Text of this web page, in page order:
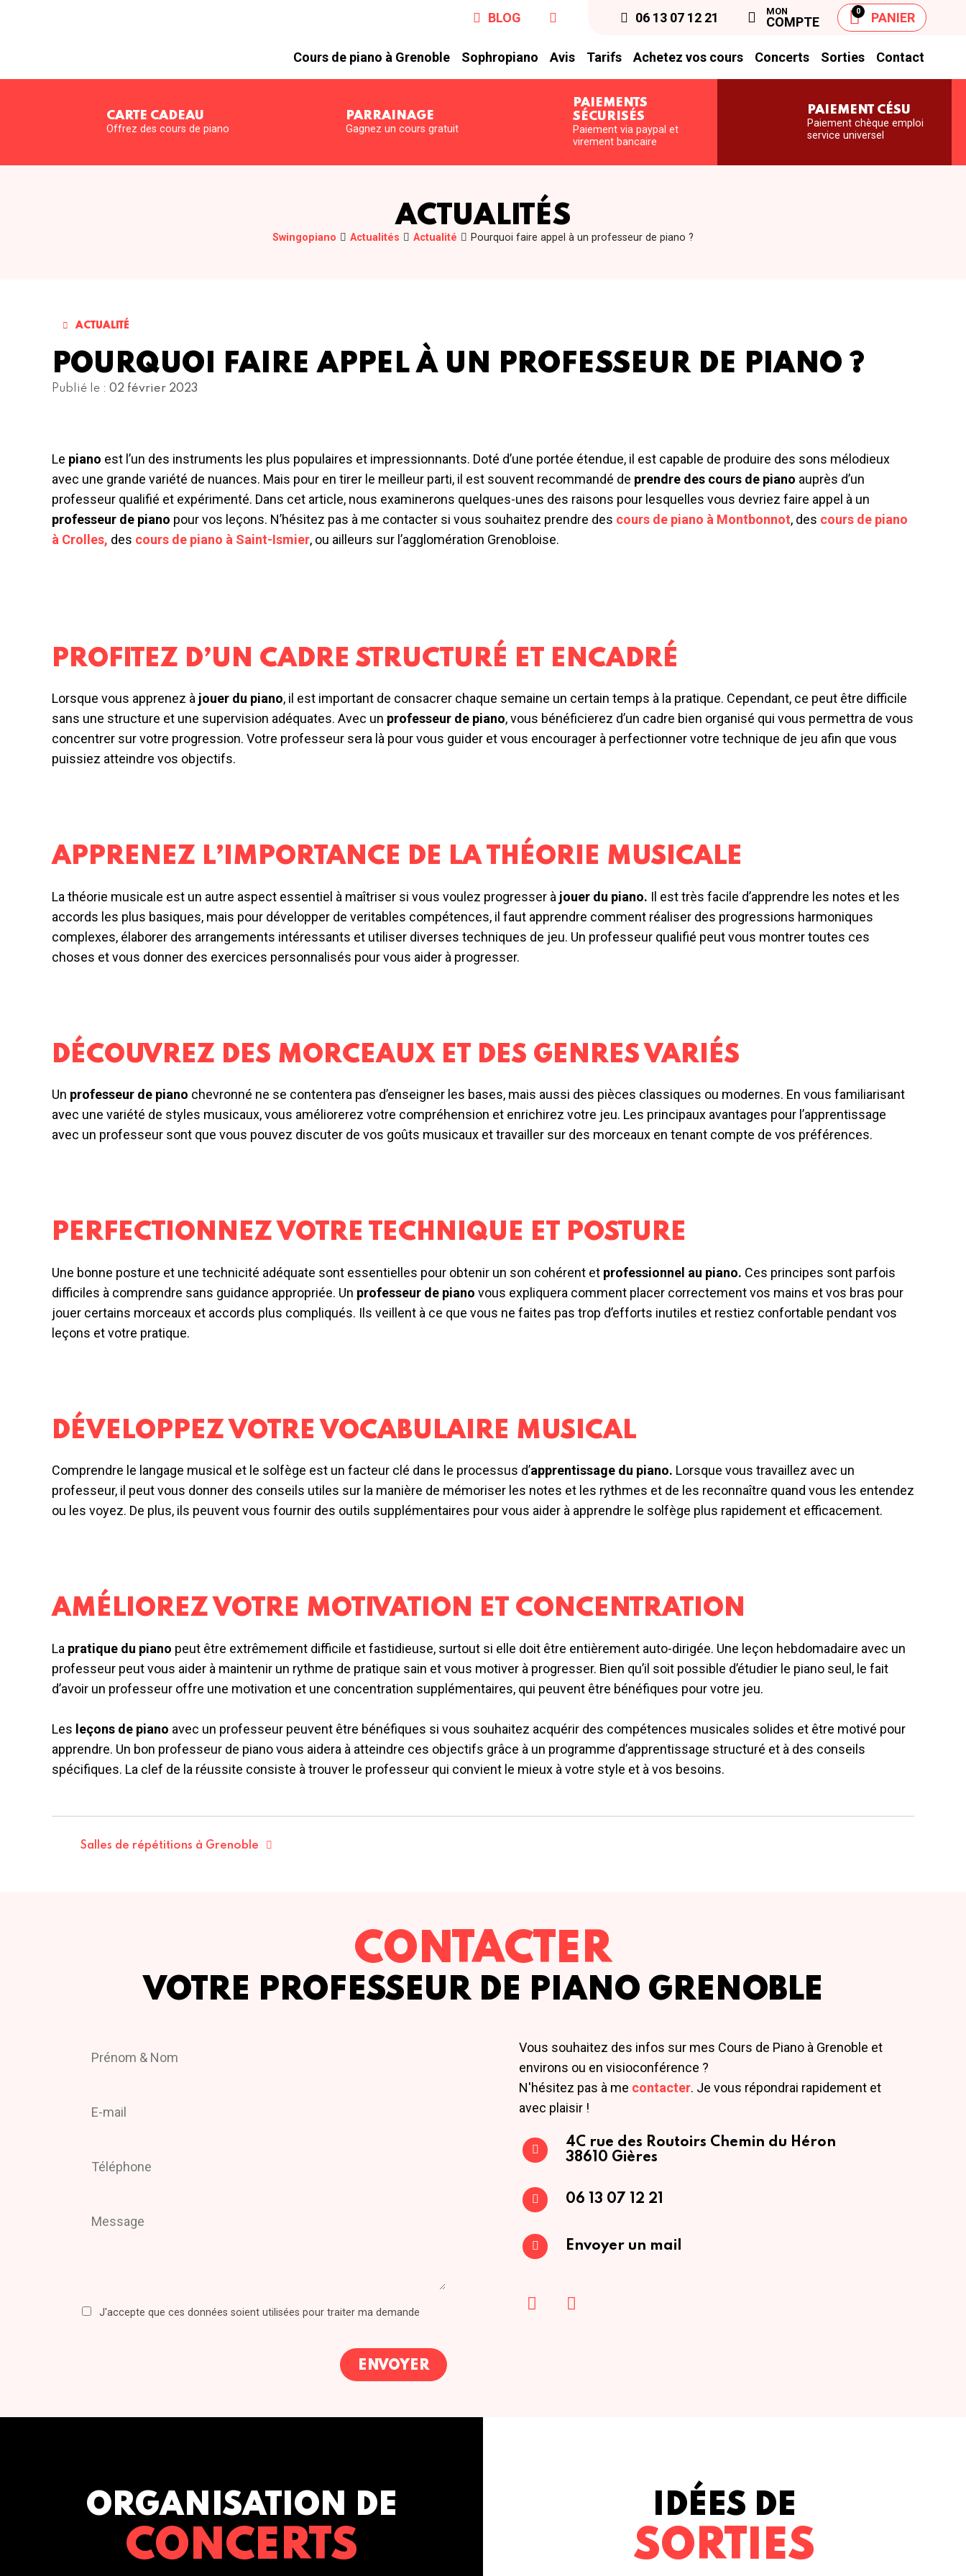
BLOG 06 13 07 12 21 MON
COMPTE
0 PANIER
Cours de piano à Grenoble Sophropiano Avis Tarifs Achetez vos cours Concerts Sorties Contact
CARTE CADEAU
Offrez des cours de piano
PARRAINAGE
Gagnez un cours gratuit
PAIEMENTS
SÉCURISÉS
Paiement via paypal et
virement bancaire
PAIEMENT CÉSU
Paiement chèque emploi
service universel
ACTUALITÉS
Swingopiano Actualités Actualité Pourquoi faire appel à un professeur de piano ?
ACTUALITÉ
POURQUOI FAIRE APPEL À UN PROFESSEUR DE PIANO ?
Publié le : 02 février 2023
Le piano est l’un des instruments les plus populaires et impressionnants. Doté d’une portée étendue, il est capable de produire des sons mélodieux
avec une grande variété de nuances. Mais pour en tirer le meilleur parti, il est souvent recommandé de prendre des cours de piano auprès d’un
professeur qualifié et expérimenté. Dans cet article, nous examinerons quelques-unes des raisons pour lesquelles vous devriez faire appel à un
professeur de piano pour vos leçons. N’hésitez pas à me contacter si vous souhaitez prendre des cours de piano à Montbonnot, des cours de piano
à Crolles, des cours de piano à Saint-Ismier, ou ailleurs sur l’agglomération Grenobloise.
PROFITEZ D’UN CADRE STRUCTURÉ ET ENCADRÉ
Lorsque vous apprenez à jouer du piano, il est important de consacrer chaque semaine un certain temps à la pratique. Cependant, ce peut être difficile
sans une structure et une supervision adéquates. Avec un professeur de piano, vous bénéficierez d’un cadre bien organisé qui vous permettra de vous
concentrer sur votre progression. Votre professeur sera là pour vous guider et vous encourager à perfectionner votre technique de jeu afin que vous
puissiez atteindre vos objectifs.
APPRENEZ L’IMPORTANCE DE LA THÉORIE MUSICALE
La théorie musicale est un autre aspect essentiel à maîtriser si vous voulez progresser à jouer du piano. Il est très facile d’apprendre les notes et les
accords les plus basiques, mais pour développer de veritables compétences, il faut apprendre comment réaliser des progressions harmoniques
complexes, élaborer des arrangements intéressants et utiliser diverses techniques de jeu. Un professeur qualifié peut vous montrer toutes ces
choses et vous donner des exercices personnalisés pour vous aider à progresser.
DÉCOUVREZ DES MORCEAUX ET DES GENRES VARIÉS
Un professeur de piano chevronné ne se contentera pas d’enseigner les bases, mais aussi des pièces classiques ou modernes. En vous familiarisant
avec une variété de styles musicaux, vous améliorerez votre compréhension et enrichirez votre jeu. Les principaux avantages pour l’apprentissage
avec un professeur sont que vous pouvez discuter de vos goûts musicaux et travailler sur des morceaux en tenant compte de vos préférences.
PERFECTIONNEZ VOTRE TECHNIQUE ET POSTURE
Une bonne posture et une technicité adéquate sont essentielles pour obtenir un son cohérent et professionnel au piano. Ces principes sont parfois
difficiles à comprendre sans guidance appropriée. Un professeur de piano vous expliquera comment placer correctement vos mains et vos bras pour
jouer certains morceaux et accords plus compliqués. Ils veillent à ce que vous ne faites pas trop d’efforts inutiles et restiez confortable pendant vos
leçons et votre pratique.
DÉVELOPPEZ VOTRE VOCABULAIRE MUSICAL
Comprendre le langage musical et le solfège est un facteur clé dans le processus d’apprentissage du piano. Lorsque vous travaillez avec un
professeur, il peut vous donner des conseils utiles sur la manière de mémoriser les notes et les rythmes et de les reconnaître quand vous les entendez
ou les voyez. De plus, ils peuvent vous fournir des outils supplémentaires pour vous aider à apprendre le solfège plus rapidement et efficacement.
AMÉLIOREZ VOTRE MOTIVATION ET CONCENTRATION
La pratique du piano peut être extrêmement difficile et fastidieuse, surtout si elle doit être entièrement auto-dirigée. Une leçon hebdomadaire avec un
professeur peut vous aider à maintenir un rythme de pratique sain et vous motiver à progresser. Bien qu’il soit possible d’étudier le piano seul, le fait
d’avoir un professeur offre une motivation et une concentration supplémentaires, qui peuvent être bénéfiques pour votre jeu.
Les leçons de piano avec un professeur peuvent être bénéfiques si vous souhaitez acquérir des compétences musicales solides et être motivé pour
apprendre. Un bon professeur de piano vous aidera à atteindre ces objectifs grâce à un programme d’apprentissage structuré et à des conseils
spécifiques. La clef de la réussite consiste à trouver le professeur qui convient le mieux à votre style et à vos besoins.
Salles de répétitions à Grenoble
CONTACTER
VOTRE PROFESSEUR DE PIANO GRENOBLE
Vous souhaitez des infos sur mes Cours de Piano à Grenoble et
environs ou en visioconférence ?
N'hésitez pas à me contacter. Je vous répondrai rapidement et
avec plaisir !
4C rue des Routoirs Chemin du Héron
38610 Gières
06 13 07 12 21
Envoyer un mail
J'accepte que ces données soient utilisées pour traiter ma demande
ORGANISATION DE
CONCERTS
IDÉES DE
SORTIES